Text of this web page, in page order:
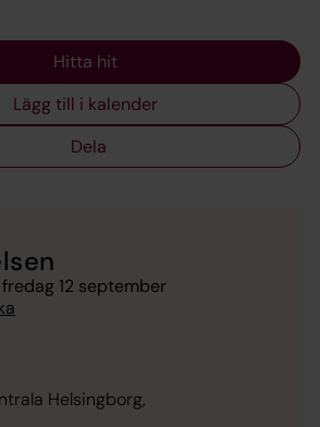
Hitta hit
Lägg till i kalender
Dela
fredag 12 september
Helsingborg,